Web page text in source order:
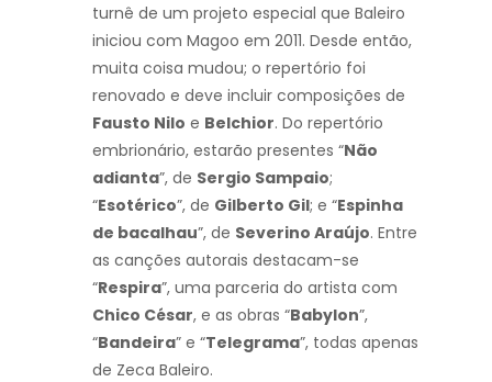
turnê de um projeto especial que Baleiro
iniciou com Magoo em 2011. Desde então,
muita coisa mudou; o repertório foi
renovado e deve incluir composições de
Fausto Nilo e Belchior. Do repertório
embrionário, estarão presentes “Não
adianta”, de Sergio Sampaio;
“Esotérico”, de Gilberto Gil; e “Espinha
de bacalhau”, de Severino Araújo. Entre
as canções autorais destacam-se
“Respira”, uma parceria do artista com
Chico César, e as obras “Babylon”,
“Bandeira” e “Telegrama”, todas apenas
de Zeca Baleiro.